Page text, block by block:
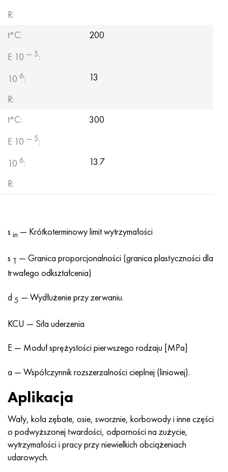
R:
t°С:
200
E 10 — 5:
10 6:
13
R:
t°С:
300
E 10 — 5:
10 6:
13.7
R:
s in — Krótkoterminowy limit wytrzymałości
s T — Granica proporcjonalności (granica plastyczności dla
trwałego odkształcenia)
d 5 — Wydłużenie przy zerwaniu.
KCU — Siła uderzenia
E — Moduł sprężystości pierwszego rodzaju [MPa]
a — Współczynnik rozszerzalności cieplnej (liniowej).
Aplikacja
Wały, koła zębate, osie, sworznie, korbowody i inne części
o podwyższonej twardości, odporności na zużycie,
wytrzymałości i pracy przy niewielkich obciążeniach
udarowych.